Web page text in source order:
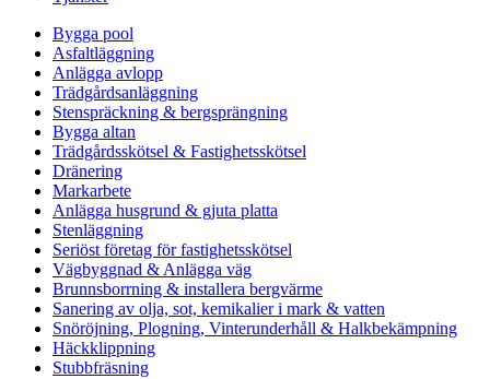
Bygga pool
Asfaltläggning
Anlägga avlopp
Trädgårdsanläggning
Stenspräckning & bergsprängning
Bygga altan
Trädgårdsskötsel & Fastighetsskötsel
Dränering
Markarbete
Anlägga husgrund & gjuta platta
Stenläggning
Seriöst företag för fastighetsskötsel
Vägbyggnad & Anlägga väg
Brunnsborrning & installera bergvärme
Sanering av olja, sot, kemikalier i mark & vatten
Snöröjning, Plogning, Vinterunderhåll & Halkbekämpning
Häckklippning
Stubbfräsning